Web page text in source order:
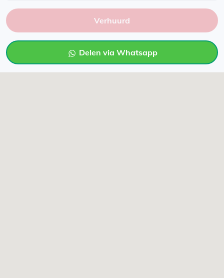
Verhuurd
Delen via Whatsapp